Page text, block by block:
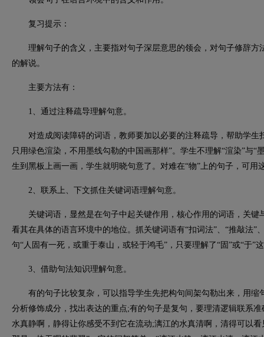
复习提示：
理解句子的含义，主要指对句子深层意思的领会，对句子修辞方
的解说。
主要方法有：
1、通过注释疏导理解句意。
对造成阅读障碍的词语，教师要加以必要的注释疏导，帮助学生
只用绿色渲染，不用墨线勾勒的中国画那样”。学生不理解“渲染”与“
生到黑板上画一画，学生就明晓句意了。对难在“物”上的句子，可用
2、联系上、下文抓住关键词语理解句意。
关键词语，显然是在句子中起关键作用，核心作用的词语，关键
看其在具体的语言环境中的地位。抓关键词语有“扣词法”、“推敲法”
句“人固有一死，或重于泰山，或轻于鸿毛”，只要理解了“固”或“于”
3、借助句法知识理解句意。
有的句子比较复杂，可以指导学生先把构句间架勾勒出来，用缩
分析修饰成分，找出表达的重点;有的句子是复句，要理清逻辑联系
水真静啊，静得让你感受不到它在流动;漓江的水真清啊，清得可以